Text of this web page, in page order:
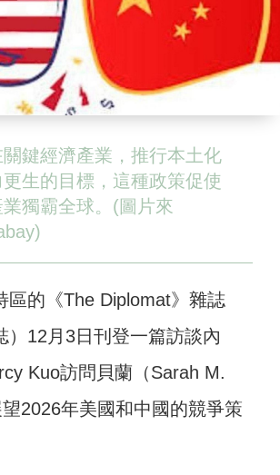
鍵經濟產業，推行本土化
生的目標，這種政策促使
獨霸全球。(圖片來
區的《The Diplomat》雜誌
）12月3日刊登一篇訪談內
Kuo訪問貝蘭（Sarah M.
2026年美國和中國的競爭策